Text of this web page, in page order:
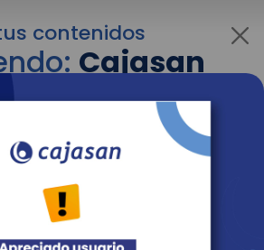
contenidos
Cajasan
contenido de tu interés más
utilizar el menú